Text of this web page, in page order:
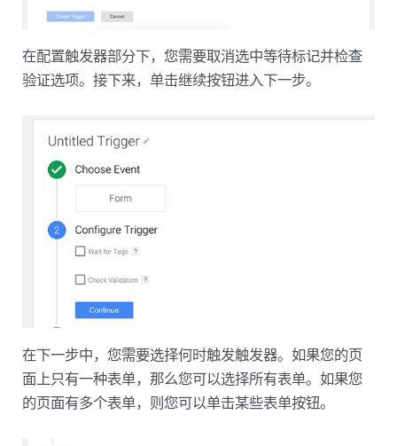
在配置触发器部分下，您需要取消选中等待标记并检查
验证选项。接下来，单击继续按钮进入下一步。
在下一步中，您需要选择何时触发触发器。如果您的页
面上只有一种表单，那么您可以选择所有表单。如果您
的页面有多个表单，则您可以单击某些表单按钮。